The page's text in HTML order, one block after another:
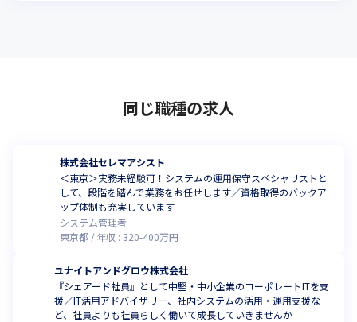
同じ職種の求人
株式会社セレマアシスト
＜東京＞実務未経験可！システムの運用保守スペシャリストと
して、段階を踏んで業務をお任せします／資格取得のバックア
ップ体制も充実しています
システム管理者
東京都
年収 : 320-400万円
ユナイトアンドグロウ株式会社
『シェアード社員』として中堅・中小企業のコーポレートITを支
援／IT活用アドバイザリー、社内システムの活用・運用支援な
ど、社員よりも社員らしく働いて成長していきませんか